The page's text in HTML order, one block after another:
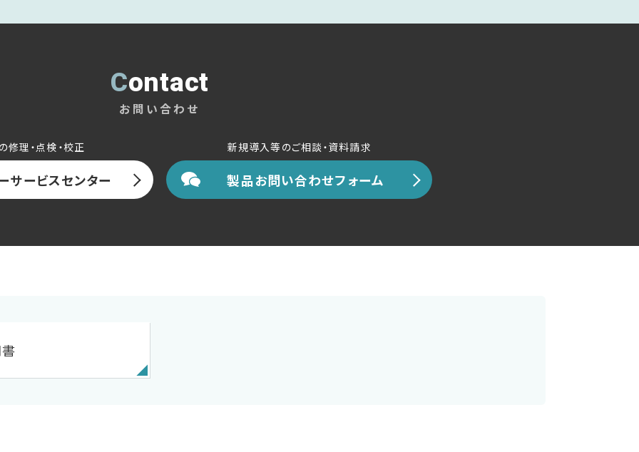
Contact
お問い合わせ
修理・点検・校正
サービスセンター
新規導入等のご相談・資料請求
製品お問い合わせフォーム